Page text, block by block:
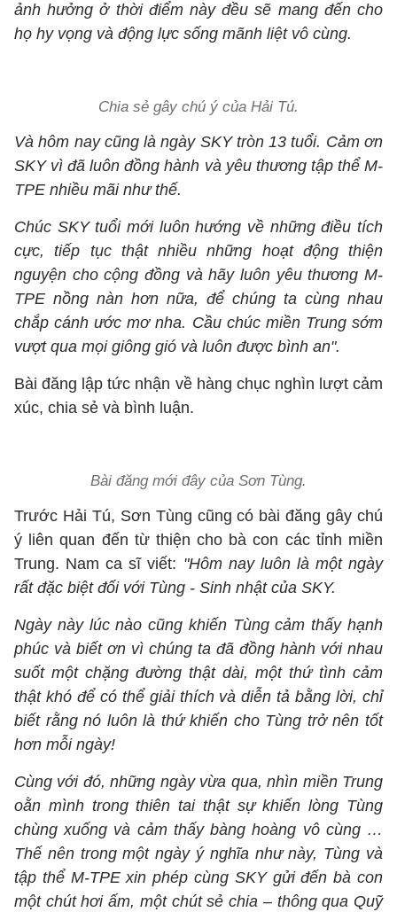
ảnh hưởng ở thời điểm này đều sẽ mang đến cho
họ hy vọng và động lực sống mãnh liệt vô cùng.
Chia sẻ gây chú ý của Hải Tú.
Và hôm nay cũng là ngày SKY tròn 13 tuổi. Cảm ơn
SKY vì đã luôn đồng hành và yêu thương tập thể M-
TPE nhiều mãi như thế.
Chúc SKY tuổi mới luôn hướng về những điều tích
cực, tiếp tục thật nhiều những hoạt động thiện
nguyện cho cộng đồng và hãy luôn yêu thương M-
TPE nồng nàn hơn nữa, để chúng ta cùng nhau
chắp cánh ước mơ nha. Cầu chúc miền Trung sớm
vượt qua mọi giông gió và luôn được bình an".
Bài đăng lập tức nhận về hàng chục nghìn lượt cảm
xúc, chia sẻ và bình luận.
Bài đăng mới đây của Sơn Tùng.
Trước Hải Tú, Sơn Tùng cũng có bài đăng gây chú
ý liên quan đến từ thiện cho bà con các tỉnh miền
Trung. Nam ca sĩ viết: "Hôm nay luôn là một ngày
rất đặc biệt đối với Tùng - Sinh nhật của SKY.
Ngày này lúc nào cũng khiến Tùng cảm thấy hạnh
phúc và biết ơn vì chúng ta đã đồng hành với nhau
suốt một chặng đường thật dài, một thứ tình cảm
thật khó để có thể giải thích và diễn tả bằng lời, chỉ
biết rằng nó luôn là thứ khiến cho Tùng trở nên tốt
hơn mỗi ngày!
Cùng với đó, những ngày vừa qua, nhìn miền Trung
oằn mình trong thiên tai thật sự khiến lòng Tùng
chùng xuống và cảm thấy bàng hoàng vô cùng …
Thế nên trong một ngày ý nghĩa như này, Tùng và
tập thể M-TPE xin phép cùng SKY gửi đến bà con
một chút hơi ấm, một chút sẻ chia – thông qua Quỹ